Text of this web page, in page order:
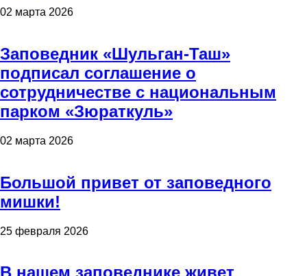
02 марта 2026
Заповедник «Шульган-Таш»
подписал соглашение о
сотрудничестве с национальным
парком «Зюраткуль»
02 марта 2026
Большой привет от заповедного
мишки!
25 февраля 2026